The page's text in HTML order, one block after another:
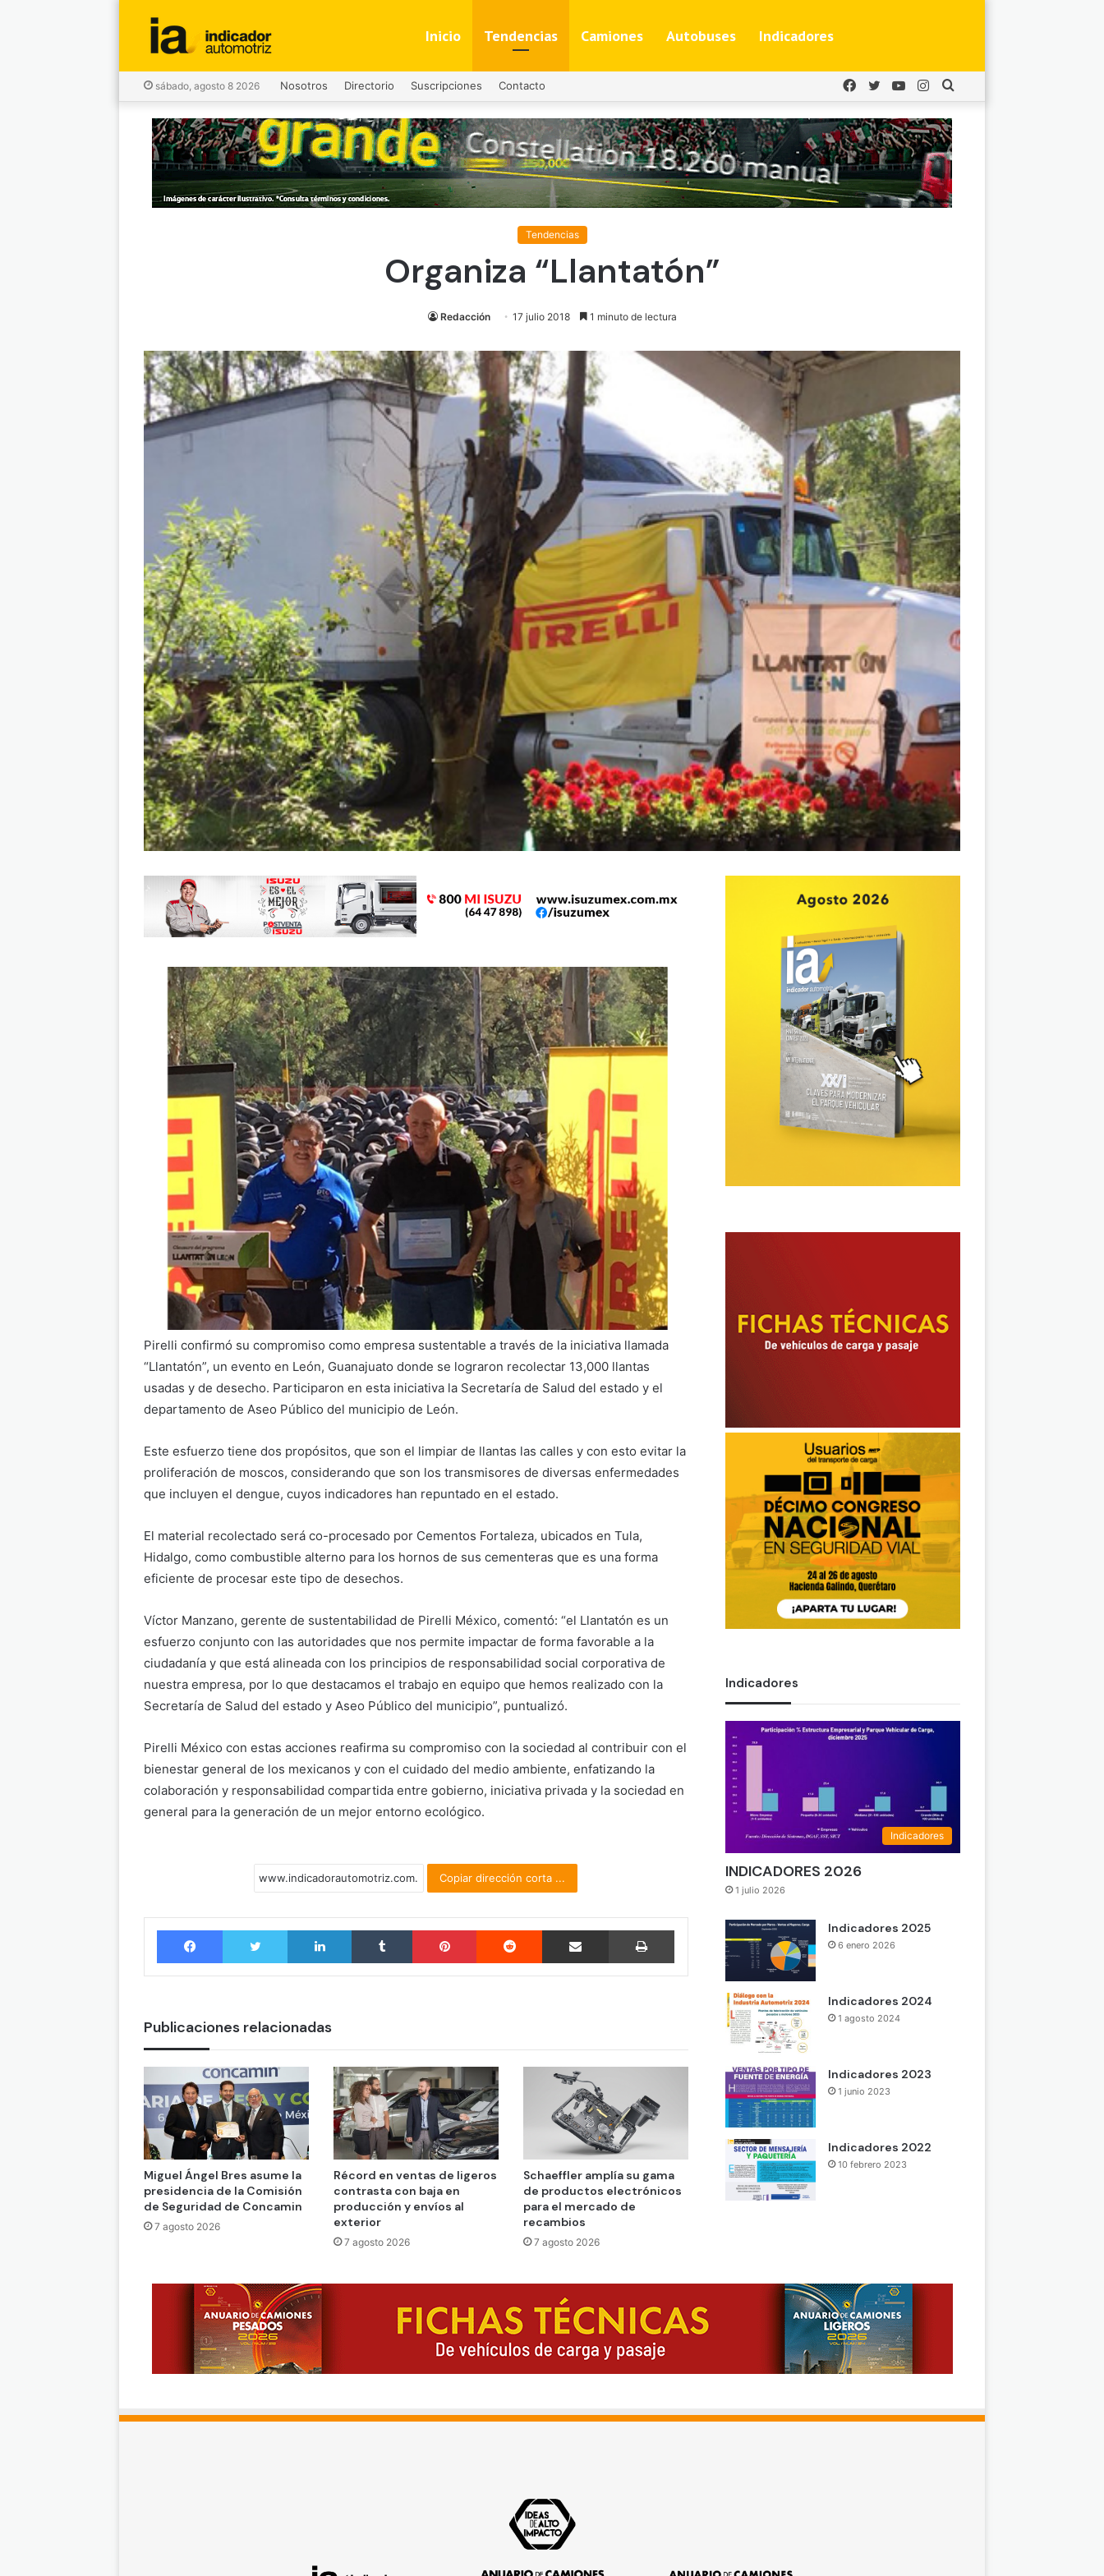
Inicio Tendencias Camiones Autobuses Indicadores
sábado, agosto 8 2026 Nosotros Directorio Suscripciones Contacto
Buscar
Instagram
YouTube
Twitter
Facebook
Tendencias
Organiza “Llantatón”
Redacción 17 julio 2018 1 minuto de lectura
Pirelli confirmó su compromiso como empresa sustentable a través de la iniciativa llamada
“Llantatón”, un evento en León, Guanajuato donde se lograron recolectar 13,000 llantas
usadas y de desecho. Participaron en esta iniciativa la Secretaría de Salud del estado y el
departamento de Aseo Público del municipio de León.
Este esfuerzo tiene dos propósitos, que son el limpiar de llantas las calles y con esto evitar la
proliferación de moscos, considerando que son los transmisores de diversas enfermedades
que incluyen el dengue, cuyos indicadores han repuntado en el estado.
El material recolectado será co-procesado por Cementos Fortaleza, ubicados en Tula,
Hidalgo, como combustible alterno para los hornos de sus cementeras que es una forma
eficiente de procesar este tipo de desechos.
Víctor Manzano, gerente de sustentabilidad de Pirelli México, comentó: “el Llantatón es un
esfuerzo conjunto con las autoridades que nos permite impactar de forma favorable a la
ciudadanía y que está alineada con los principios de responsabilidad social corporativa de
nuestra empresa, por lo que destacamos el trabajo en equipo que hemos realizado con la
Secretaría de Salud del estado y Aseo Público del municipio”, puntualizó.
Pirelli México con estas acciones reafirma su compromiso con la sociedad al contribuir con el
bienestar general de los mexicanos y con el cuidado del medio ambiente, enfatizando la
colaboración y responsabilidad compartida entre gobierno, iniciativa privada y la sociedad en
general para la generación de un mejor entorno ecológico.
Copiar dirección corta ...
Facebook Twitter LinkedIn Tumblr Pinterest Reddit Compartir por correo electrónico
Publicaciones relacionadas
Miguel Ángel Bres asume la
presidencia de la Comisión
de Seguridad de Concamin
7 agosto 2026
Récord en ventas de ligeros
contrasta con baja en
producción y envíos al
exterior
7 agosto 2026
Schaeffler amplía su gama
de productos electrónicos
para el mercado de
recambios
7 agosto 2026
Indicadores
Indicadores
INDICADORES 2026
1 julio 2026
Indicadores 2025
6 enero 2026
Indicadores 2024
1 agosto 2024
Indicadores 2023
1 junio 2023
Indicadores 2022
10 febrero 2023